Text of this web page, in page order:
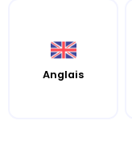
Anglais